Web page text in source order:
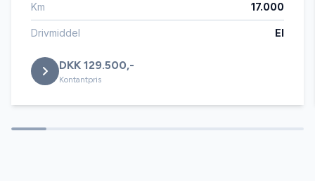
Læderrat
Musikstreaming via bluetooth
Km 17.000
Drivmiddel El
DKK 129.500,-
Kontantpris